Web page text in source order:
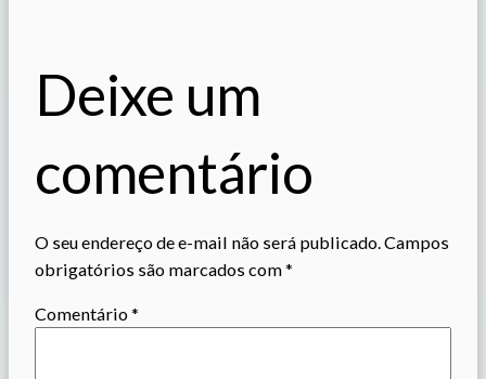
Deixe um
comentário
O seu endereço de e-mail não será publicado.Campos
obrigatórios são marcados com*
Comentário*